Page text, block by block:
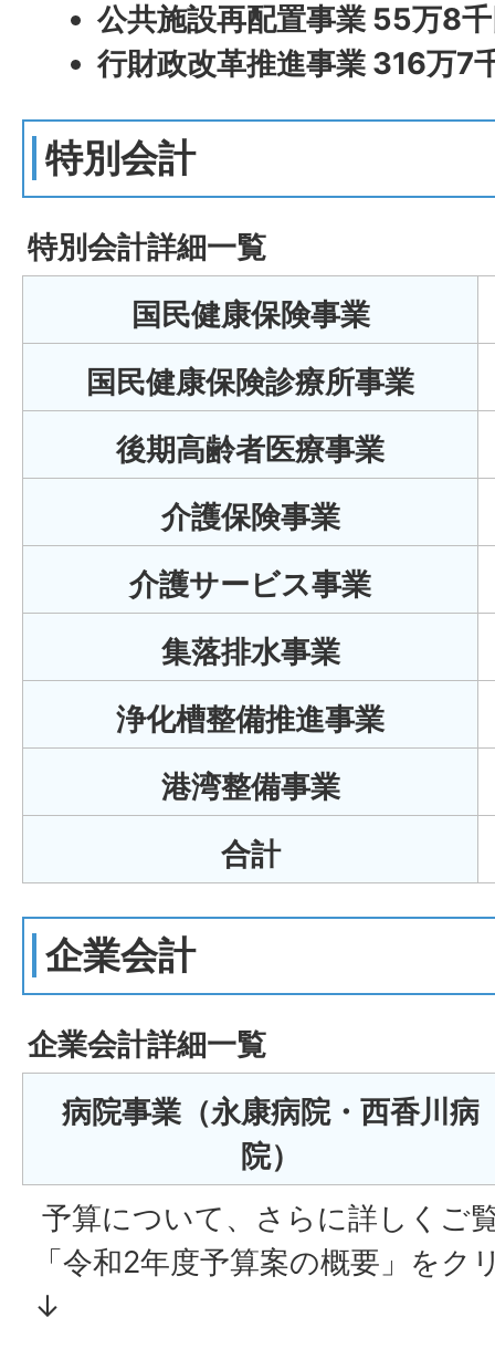
公共施設再配置事業 55万8
行財政改革推進事業 316万7
特別会計
特別会計詳細一覧
国民健康保険事業
国民健康保険診療所事業
後期高齢者医療事業
介護保険事業
介護サービス事業
集落排水事業
浄化槽整備推進事業
港湾整備事業
合計
企業会計
企業会計詳細一覧
病院事業（永康病院・西香川病
院）
予算について、さらに詳しくご
「令和2年度予算案の概要」を
↓